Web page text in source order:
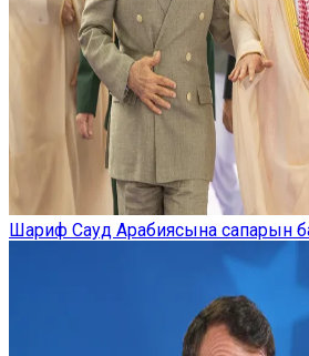
Шариф Сауд Арабиясына сапарын